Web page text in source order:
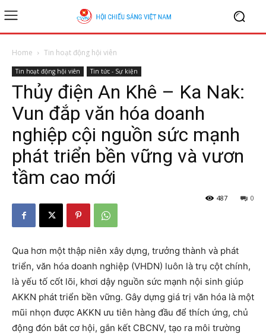
Home Tin hoạt động hội viên
Tin hoạt động hội viên Tin tức - Sự kiện
Thủy điện An Khê – Ka Nak:
Vun đắp văn hóa doanh
nghiệp cội nguồn sức mạnh
phát triển bền vững và vươn
tầm cao mới
0
487
Qua hơn một thập niên xây dựng, trưởng thành và phát
triển, văn hóa doanh nghiệp (VHDN) luôn là trụ cột chính,
là yếu tố cốt lõi, khơi dậy nguồn sức mạnh nội sinh giúp
AKKN phát triển bền vững. Gây dựng giá trị văn hóa là một
mũi nhọn được AKKN ưu tiên hàng đầu để thích ứng, chủ
động đón bắt cơ hội, gắn kết CBCNV, tạo ra môi trường